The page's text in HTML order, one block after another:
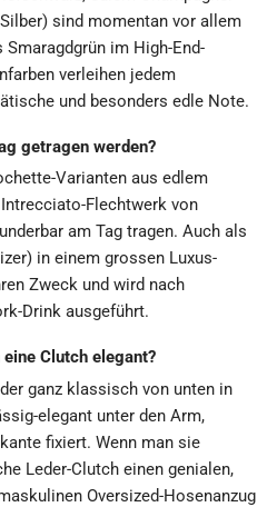
sind momentan vor allem
im High-End-
verleihen jedem
und besonders edle Note.
getragen werden?
Varianten aus edlem
Flechtwerk von
am Tag tragen. Auch als
in einem grossen Luxus-
Zweck und wird nach
Drink ausgeführt.
Clutch elegant?
ganz klassisch von unten in
elegant unter den Arm,
fixiert. Wenn man sie
Leder-Clutch einen genialen,
Oversized-Hosenanzug